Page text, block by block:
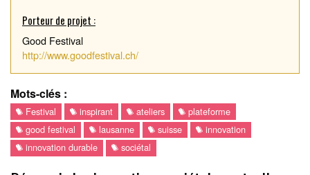
Porteur de projet :
Good Festival
http://www.goodfestival.ch/
Mots-clés :
Festival inspirant ateliers
plateforme
good festival
lausanne suisse
innovation
innovation durable
sociétal